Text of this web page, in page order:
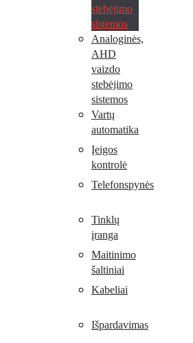
stebėjimo
sistemos
Analoginės,
AHD
vaizdo
stebėjimo
sistemos
Vartų
automatika
Įeigos
kontrolė
Telefonspynės
Tinklų
įranga
Maitinimo
šaltiniai
Kabeliai
Išpardavimas